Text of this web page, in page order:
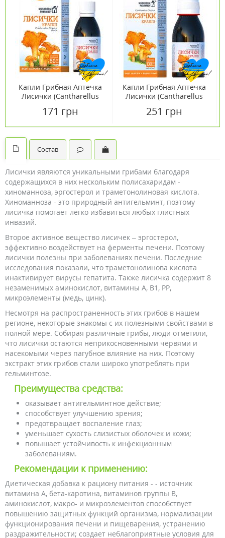
Капли Грибная Аптечка
Лисички (Cantharellus
171 грн
Капли Грибная Аптечка
Лисички (Cantharellus
251 грн
Состав
Лисички являются уникальными грибами благодаря
содержащихся в них нескольким полисахаридам -
хиноманноза, эргостерол и траметонолиновая кислота.
Хиноманноза - это природный антигельминт, поэтому
лисичка помогает легко избавиться любых глистных
инвазий.
Второе активное вещество лисичек – эргостерол,
эффективно воздействует на ферменты печени. Поэтому
лисички полезны при заболеваниях печени. Последние
исследования показали, что траметонолинова кислота
инактивирует вирусы гепатита. Также лисичка содержит 8
незаменимых аминокислот, витамины А, B1, PP,
микроэлементы (медь, цинк).
Несмотря на распространенность этих грибов в нашем
регионе, некоторые знакомы с их полезными свойствами в
полной мере. Собирая различные грибы, люди отметили,
что лисички остаются неприкосновенными червями и
насекомыми через пагубное влияние на них. Поэтому
экстракт этих грибов стали широко употреблять при
гельминтозе.
Преимущества средства:
оказывает антигельминтное действие;
способствует улучшению зрения;
предотвращает воспаление глаз;
уменьшает сухость слизистых оболочек и кожи;
повышает устойчивость к инфекционным
заболеваниям.
Рекомендации к применению:
Диетическая добавка к рациону питания - - источник
витамина А, бета-каротина, витаминов группы В,
аминокислот, макро- и микроэлементов способствует
повышению защитных функций организма, нормализации
функционирования печени и пищеварения, устранению
раздражительности; создает неблагоприятные условия для